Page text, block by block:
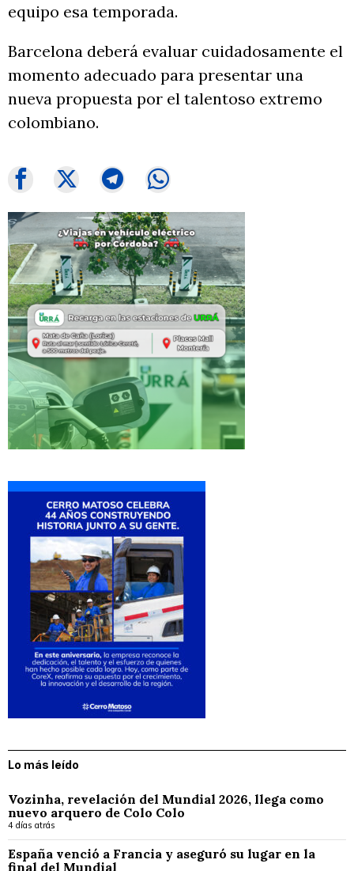
equipo esa temporada.
Barcelona deberá evaluar cuidadosamente el
momento adecuado para presentar una
nueva propuesta por el talentoso extremo
colombiano.
Lo más leído
Vozinha, revelación del Mundial 2026, llega como
nuevo arquero de Colo Colo
4 días atrás
España venció a Francia y aseguró su lugar en la
final del Mundial